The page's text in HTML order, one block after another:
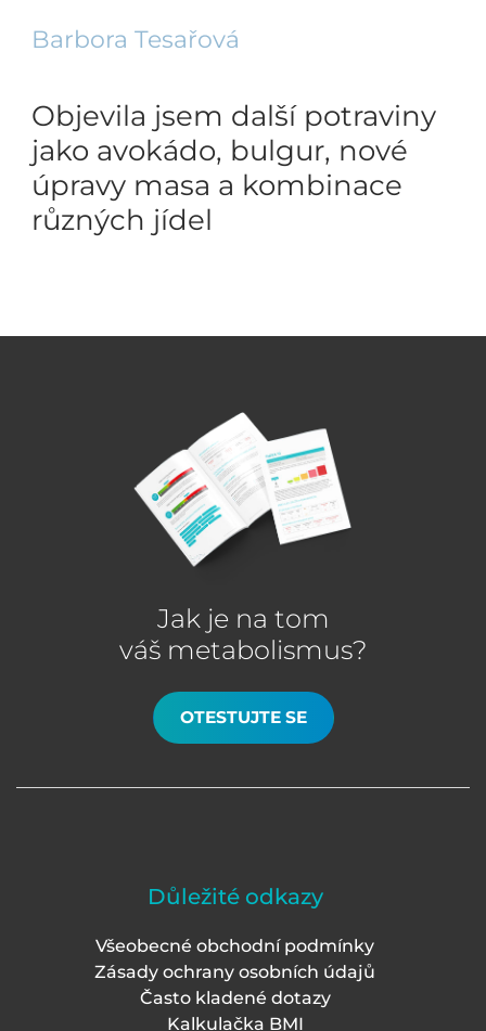
Barbora Tesařová
Objevila jsem další potraviny
jako avokádo, bulgur, nové
úpravy masa a kombinace
různých jídel
Jak je na tom
váš metabolismus?
OTESTUJTE SE
Důležité odkazy
Všeobecné obchodní podmínky
Zásady ochrany osobních údajů
Často kladené dotazy
Kalkulačka BMI